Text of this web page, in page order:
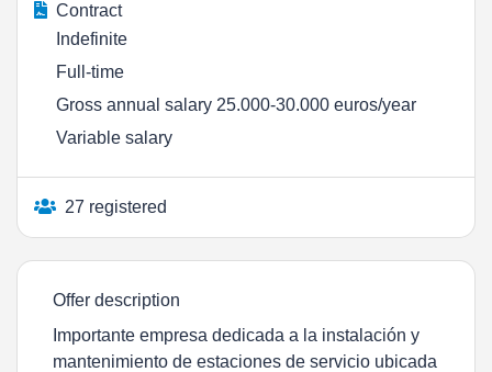
Contract
Indefinite
Full-time
Gross annual salary 25.000-30.000 euros/year
Variable salary
27 registered
Offer description
Importante empresa dedicada a la instalación y
mantenimiento de estaciones de servicio ubicada